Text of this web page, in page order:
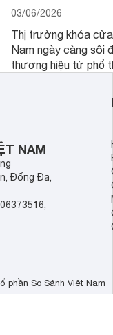
03/06/2026
Thị trường khóa
Nam ngày càng sôi
thương hiệu từ phổ
cửa điện tử hãng
sẽ so sánh 5
Demax, Hubert và
NAM
Đống Đa,
phần So Sánh Việt Nam